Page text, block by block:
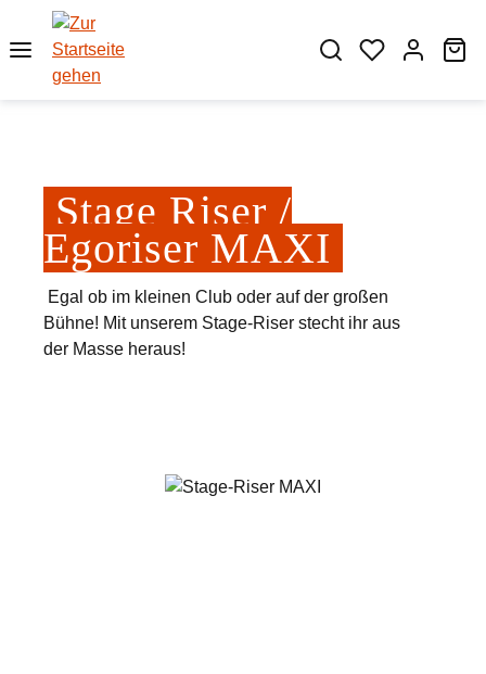
Zum Hauptinhalt springen
Stage Riser /
Egoriser MAXI
Egal ob im kleinen Club oder auf der großen
Bühne! Mit unserem Stage-Riser stecht ihr aus
der Masse heraus!
Bildergalerie überspringen